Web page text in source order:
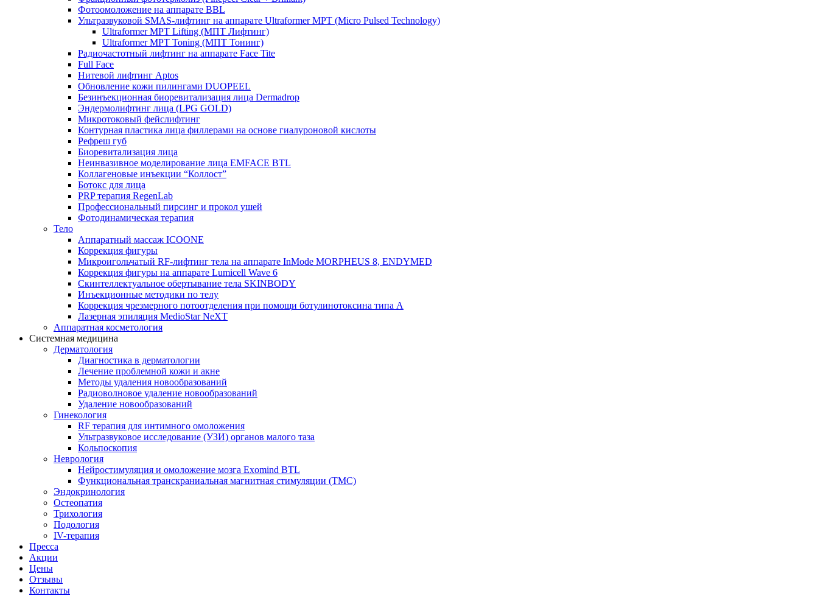
Фотоомоложение на аппарате BBL
Ультразвуковой SMAS-лифтинг на аппарате Ultraformer MPT (Micro Pulsed Technology)
Ultraformer MPT Lifting (МПТ Лифтинг)
Ultraformer MPT Toning (МПТ Тонинг)
Радиочастотный лифтинг на аппарате Face Tite
Full Face
Нитевой лифтинг Aptos
Обновление кожи пилингами DUOPEEL
Безинъекционная биоревитализация лица Dermadrop
Эндермолифтинг лица (LPG GOLD)
Микротоковый фейслифтинг
Контурная пластика лица филлерами на основе гиалуроновой кислоты
Рефреш губ
Биоревитализация лица
Неинвазивное моделирование лица EMFACE BTL
Коллагеновые инъекции “Коллост”
Ботокс для лица
PRP терапия RegenLab
Профессиональный пирсинг и прокол ушей
Фотодинамическая терапия
Тело
Аппаратный массаж ICOONE
Коррекция фигуры
Микроигольчатый RF-лифтинг тела на аппарате InMode MORPHEUS 8, ENDYMED
Коррекция фигуры на аппарате Lumicell Wave 6
Скинтеллектуальное обертывание тела SKINBODY
Инъекционные методики по телу
Коррекция чрезмерного потоотделения при помощи ботулинотоксина типа А
Лазерная эпиляция MedioStar NeXT
Аппаратная косметология
Системная медицина
Дерматология
Диагностика в дерматологии
Лечение проблемной кожи и акне
Методы удаления новообразований
Радиоволновое удаление новообразований
Удаление новообразований
Гинекология
RF терапия для интимного омоложения
Ультразвуковое исследование (УЗИ) органов малого таза
Кольпоскопия
Неврология
Нейростимуляция и омоложение мозга Exomind BTL
Функциональная транскраниальная магнитная стимуляции (ТМС)
Эндокринология
Остеопатия
Трихология
Подология
IV-терапия
Пресса
Акции
Цены
Отзывы
Контакты